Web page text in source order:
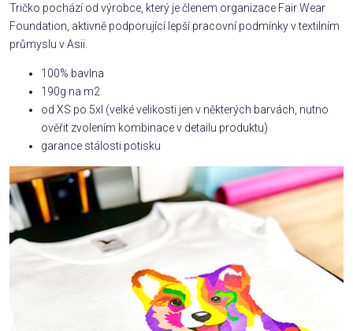
Tričko pochází od výrobce, který je členem organizace Fair Wear
Foundation, aktivně podporující lepší pracovní podmínky v textilním
průmyslu v Asii.
100% bavlna
190g na m2
od XS po 5xl (velké velikosti jen v některých barvách, nutno
ověřit zvolením kombinace v detailu produktu)
garance stálosti potisku